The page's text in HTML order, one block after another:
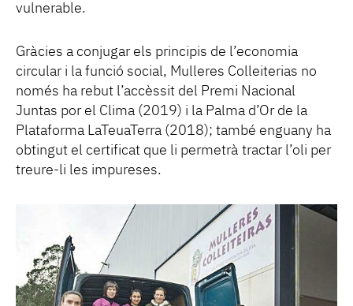
vulnerable.
Gràcies a conjugar els principis de l’economia
circular i la funció social, Mulleres Colleiterias no
només ha rebut l’accèssit del Premi Nacional
Juntas por el Clima (2019) i la Palma d’Or de la
Plataforma LaTeuaTerra (2018); també enguany ha
obtingut el certificat que li permetrà tractar l’oli per
treure-li les impureses.